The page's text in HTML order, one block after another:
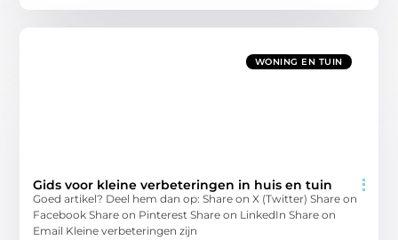
WONING EN TUIN
Gids voor kleine verbeteringen in huis en tuin
Goed artikel? Deel hem dan op: Share on X (Twitter) Share on
Facebook Share on Pinterest Share on LinkedIn Share on
Email Kleine verbeteringen zijn